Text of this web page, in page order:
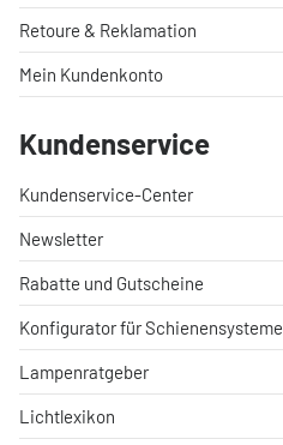
Retoure & Reklamation
Mein Kundenkonto
Kundenservice
Kundenservice-Center
Newsletter
Rabatte und Gutscheine
Konfigurator für Schienensysteme
Lampenratgeber
Lichtlexikon